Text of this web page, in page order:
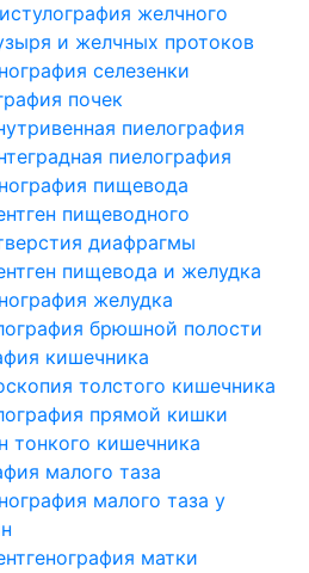
желчного
и желчных протоков
селезенки
почек
пиелография
пиелография
пищевода
пищеводного
диафрагмы
пищевода и желудка
желудка
брюшной полости
кишечника
толстого кишечника
прямой кишки
тонкого кишечника
малого таза
малого таза у
матки